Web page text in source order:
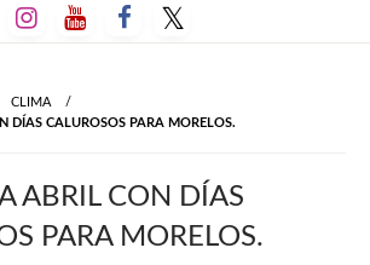
CLIMA
DÍAS CALUROSOS PARA MORELOS.
ABRIL CON DÍAS
PARA MORELOS.